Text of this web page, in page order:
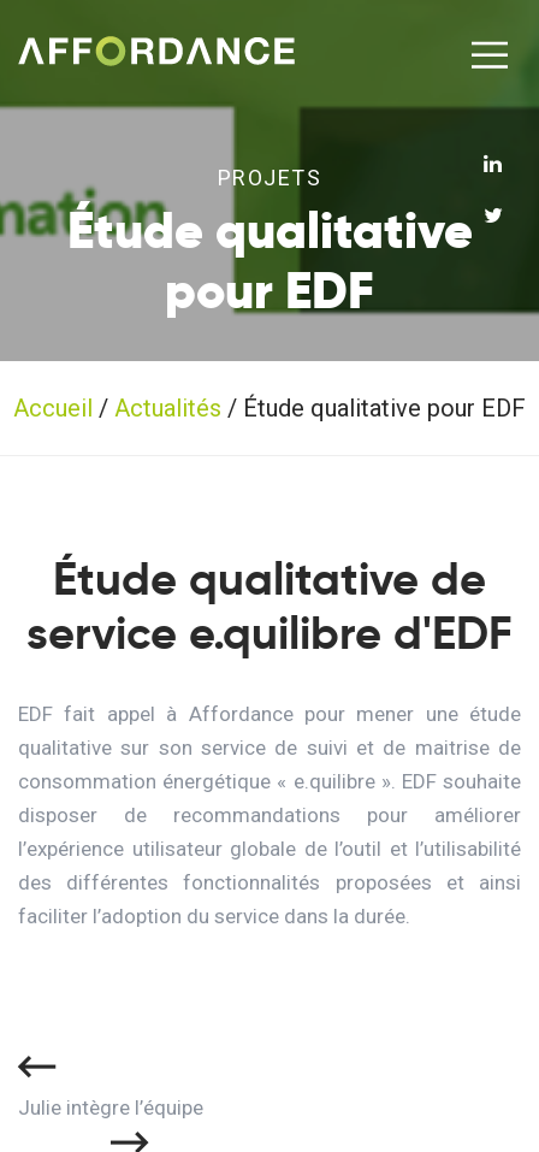
PROJETS
Étude qualitative
pour EDF
Accueil / Actualités / Étude qualitative pour EDF
Étude qualitative de
service e.quilibre d'EDF
EDF fait appel à Affordance pour mener une étude
qualitative sur son service de suivi et de maitrise de
consommation énergétique « e.quilibre ». EDF souhaite
disposer de recommandations pour améliorer
l’expérience utilisateur globale de l’outil et l’utilisabilité
des différentes fonctionnalités proposées et ainsi
faciliter l’adoption du service dans la durée.
Julie intègre l’équipe